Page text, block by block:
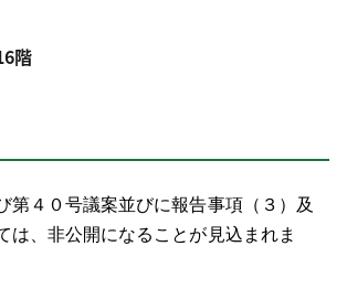
階
第４０号議案並びに報告事項（３）及
は、非公開になることが見込まれま